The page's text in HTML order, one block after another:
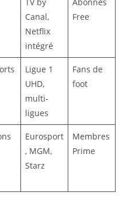
Canal,
Netflix
intégré
Free
Ligue 1
UHD,
multi-
ligues
Fans de
foot
Eurosport
, MGM,
Starz
Membres
Prime